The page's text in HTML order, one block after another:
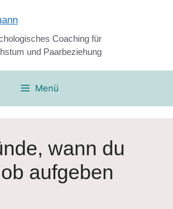
Coaching für
und Paarbeziehung
Menü
wann du
aufgeben